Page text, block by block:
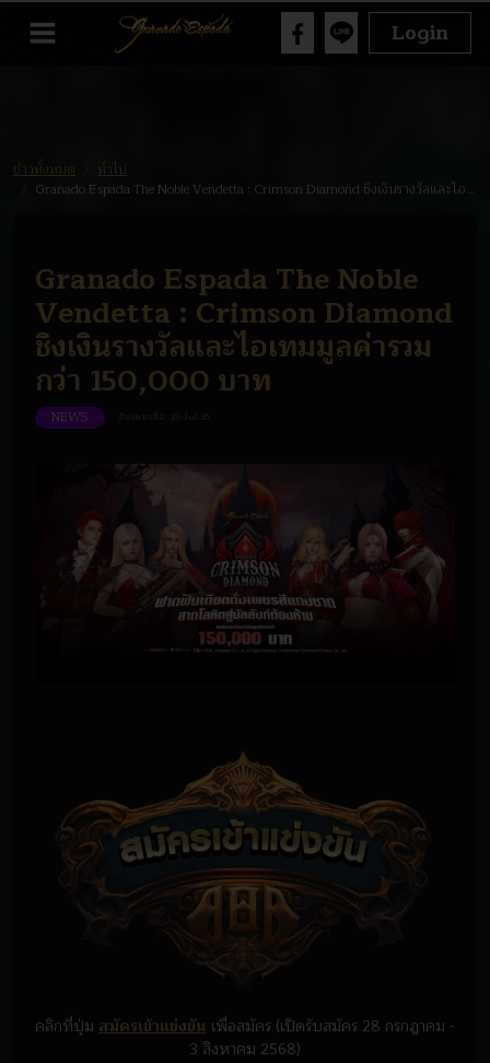
Login
ข่าวทั้งหมด
ทั่วไป
Granado Espada The Noble Vendetta : Crimson Diamond ชิงเงินรางวัลและไอเทมมูลค่ารวมกว่า 150,000 บาท
Granado Espada The Noble
Vendetta : Crimson Diamond
ชิงเงินรางวัลและไอเทมมูลค่ารวม
กว่า 150,000 บาท
NEWS
คลิกที่ปุ่ม สมัครเข้าแข่งขัน เพื่อสมัคร (เปิดรับสมัคร 28 กรกฎาคม -
3 สิงหาคม 2568)